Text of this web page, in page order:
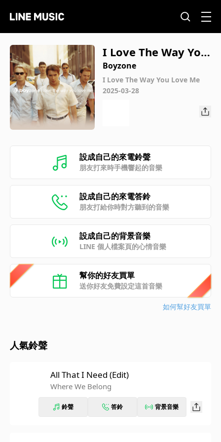
I Love The Way You
Love Me
Boyzone
I Love The Way You Love Me
2025-03-28
設成自己的來電鈴聲
朋友打來時手機響起的音樂
設成自己的來電答鈴
朋友打給你時對方聽到的音樂
設成自己的背景音樂
LINE 個人檔案頁的心情音樂
幫你的好友買單
送你好友免費設定這首音樂
如何幫好友買單
人氣鈴聲
All That I Need (Edit)
Where We Belong
鈴聲 答鈴 背景音樂